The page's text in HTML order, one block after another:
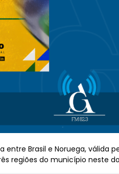
Brasil e Noruega, válida
regiões do município neste